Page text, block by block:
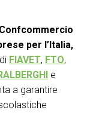
per l’Italia,
FIAVET, FTO,
e
a garantire